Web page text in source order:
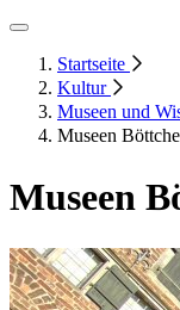
Startseite
Kultur
Museen und
Museen
Museen